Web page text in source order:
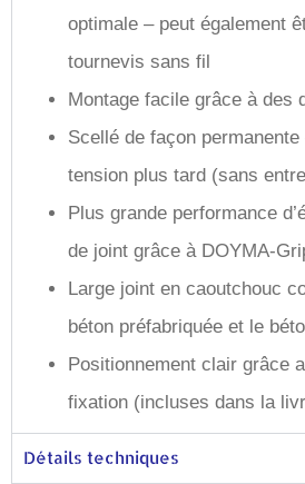
optimale – peut également
tournevis sans fil
Montage facile grâce à des
Scellé de façon
tension plus tard (sans
Plus grande performance
de joint grâce à DOYMA-
Large joint en caoutchouc
béton préfabriquée et le
Positionnement clair grâce
fixation (incluses dans la
Détails techniques